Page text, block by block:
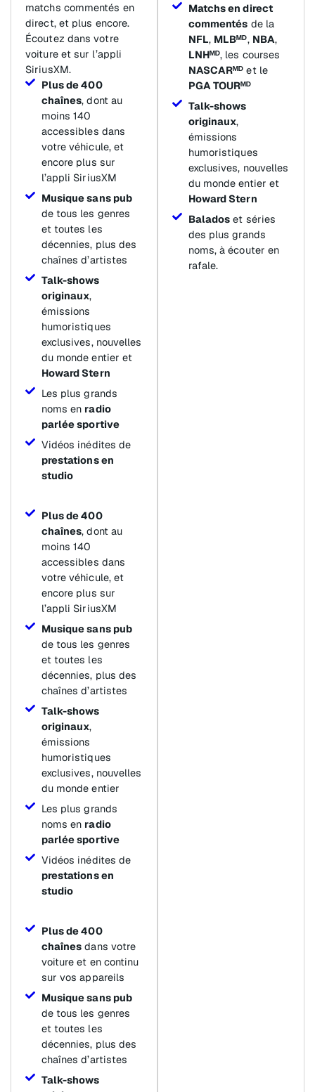
matchs commentés en
direct, et plus encore.
Écoutez dans votre
voiture et sur l’appli
SiriusXM.
Plus de 400
chaînes, dont au
moins 140
accessibles dans
votre véhicule, et
encore plus sur
l’appli SiriusXM
Musique sans pub
de tous les genres
et toutes les
décennies, plus des
chaînes d’artistes
Talk-shows
originaux,
émissions
humoristiques
exclusives, nouvelles
du monde entier et
Howard Stern
Les plus grands
noms en radio
parlée sportive
Vidéos inédites de
prestations en
studio
Plus de 400
chaînes, dont au
moins 140
accessibles dans
votre véhicule, et
encore plus sur
l’appli SiriusXM
Musique sans pub
de tous les genres
et toutes les
décennies, plus des
chaînes d’artistes
Talk-shows
originaux,
émissions
humoristiques
exclusives, nouvelles
du monde entier
Les plus grands
noms en radio
parlée sportive
Vidéos inédites de
prestations en
studio
Plus de 400
chaînes dans votre
voiture et en continu
sur vos appareils
Musique sans pub
de tous les genres
et toutes les
décennies, plus des
chaînes d’artistes
Talk-shows
Matchs en direct
commentés de la
NFL, MLBᴹᴰ, NBA,
LNHᴹᴰ, les courses
NASCARᴹᴰ et le
PGA TOURᴹᴰ
Talk-shows
originaux,
émissions
humoristiques
exclusives, nouvelles
du monde entier et
Howard Stern
Balados et séries
des plus grands
noms, à écouter en
rafale.